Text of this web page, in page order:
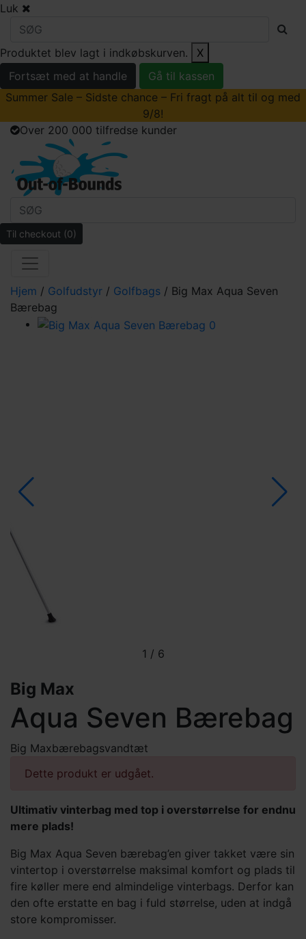
Luk
Produktet blev lagt i indkøbskurven.
X
Fortsæt med at handle
Gå til kassen
Summer Sale – Sidste chance – Fri fragt på alt til og med
9/8!
Over 200 000 tilfredse kunder
Til checkout (0)
Hjem / Golfudstyr / Golfbags / Big Max Aqua Seven
Bærebag
1 / 6
Big Max
Aqua Seven Bærebag
Big Maxbærebagsvandtæt
Dette produkt er udgået.
Ultimativ vinterbag med top i overstørrelse for endnu
mere plads!
Big Max Aqua Seven bærebag’en giver takket være sin
vintertop i overstørrelse maksimal komfort og plads til
fire køller mere end almindelige vinterbags. Derfor kan
den ofte erstatte en bag i fuld størrelse, uden at indgå
store kompromisser.